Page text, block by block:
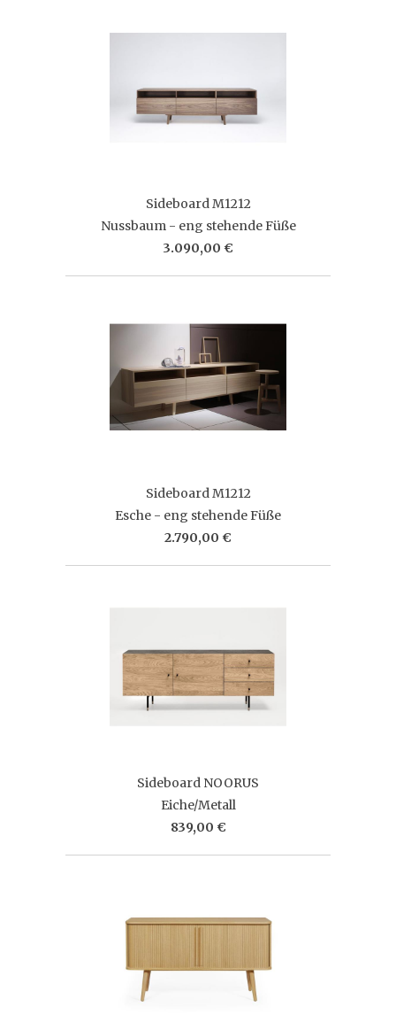
Sideboard M1212
Nussbaum - eng stehende Füße
3.090,00 €
Sideboard M1212
Esche - eng stehende Füße
2.790,00 €
Sideboard NOORUS
Eiche/Metall
839,00 €